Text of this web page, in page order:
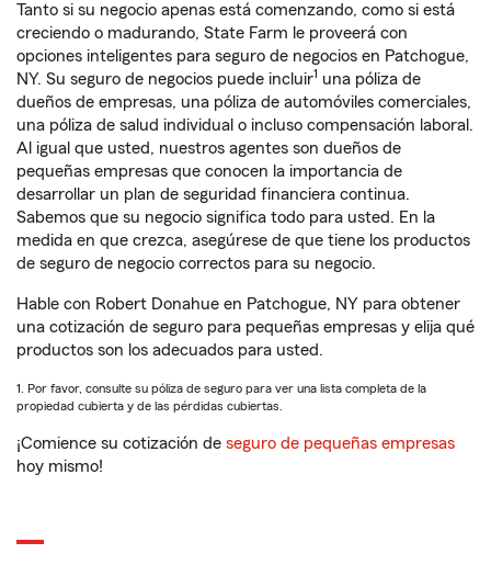
Tanto si su negocio apenas está comenzando, como si está
creciendo o madurando, State Farm le proveerá con
opciones inteligentes para seguro de negocios en Patchogue,
NY. Su seguro de negocios puede incluir1 una póliza de
dueños de empresas, una póliza de automóviles comerciales,
una póliza de salud individual o incluso compensación laboral.
Al igual que usted, nuestros agentes son dueños de
pequeñas empresas que conocen la importancia de
desarrollar un plan de seguridad financiera continua.
Sabemos que su negocio significa todo para usted. En la
medida en que crezca, asegúrese de que tiene los productos
de seguro de negocio correctos para su negocio.
Hable con Robert Donahue en Patchogue, NY para obtener
una cotización de seguro para pequeñas empresas y elija qué
productos son los adecuados para usted.
1. Por favor, consulte su póliza de seguro para ver una lista completa de la
propiedad cubierta y de las pérdidas cubiertas.
¡Comience su cotización de seguro de pequeñas empresas
hoy mismo!